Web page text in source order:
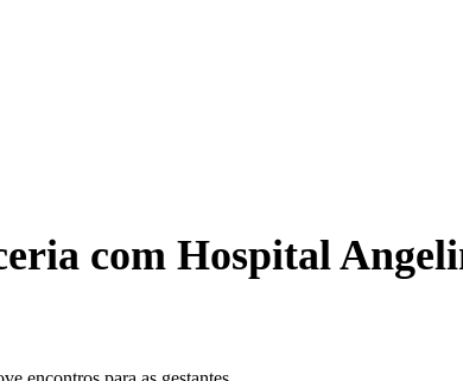
com Hospital